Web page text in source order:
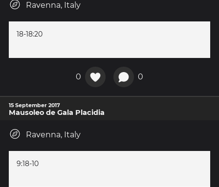
Ravenna, Italy
18-18:20
0 0
15 September 2017
Mausoleo de Gala Placidia
Ravenna, Italy
9:18-10